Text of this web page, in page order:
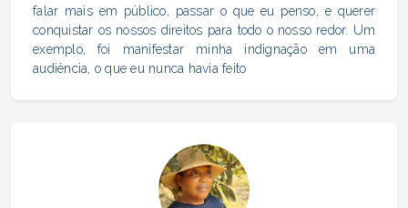
falar mais em público, passar o que eu penso, e querer
conquistar os nossos direitos para todo o nosso redor. Um
exemplo, foi manifestar minha indignação em uma
audiência, o que eu nunca havia feito